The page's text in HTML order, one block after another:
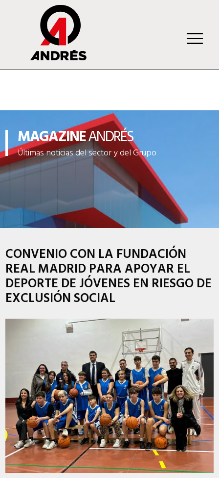
MAGAZINEANDRÉS
Últimas noticias del sector y del Grupo
CONVENIO CON LA FUNDACIÓN
REAL MADRID PARA APOYAR EL
DEPORTE DE JÓVENES EN RIESGO DE
EXCLUSIÓN SOCIAL